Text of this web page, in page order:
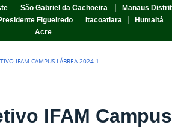
São Gabriel da Cachoeira
Manaus
Figueiredo Itacoatiara Humaitá
Acre
IFAM CAMPUS LÁBREA 2024-1
IFAM